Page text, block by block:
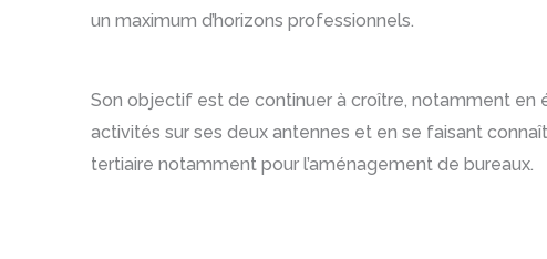
un maximum d’horizons professionnels.
Son objectif est de continuer à croître, notamment en
activités sur ses deux antennes et en se faisant
tertiaire notamment pour l’aménagement de bureaux.